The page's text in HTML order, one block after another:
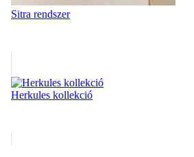
Sitra rendszer
Herkules kollekció